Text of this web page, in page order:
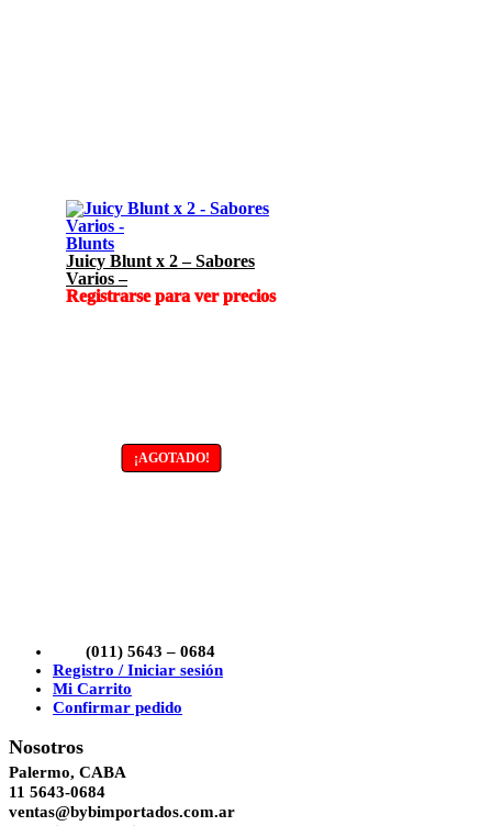
¡AGOTADO!
Blunts
Juicy Blunt x 2 – Sabores
Varios –
Registrarse para ver precios
(011) 5643 – 0684
Registro / Iniciar sesión
Mi Carrito
Confirmar pedido
Nosotros
Palermo, CABA
11 5643-0684
ventas@bybimportados.com.ar